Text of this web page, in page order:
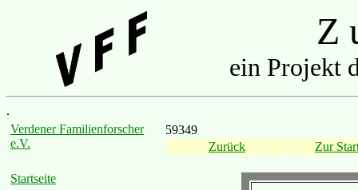
Z
ein Projekt
.
Verdener Familienforscher
e.V.
Startseite
59349
Zurück
Zur